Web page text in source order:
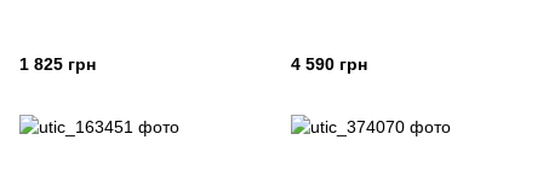
1 825 грн 4 590 грн